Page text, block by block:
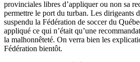
provinciales libres d’appliquer ou non sa
permettre le port du turban. Les dirigeants
suspendu la Fédération de soccer du
appliqué ce qui n’était qu’une
la malhonnêteté. On verra bien les
Fédération bientôt.